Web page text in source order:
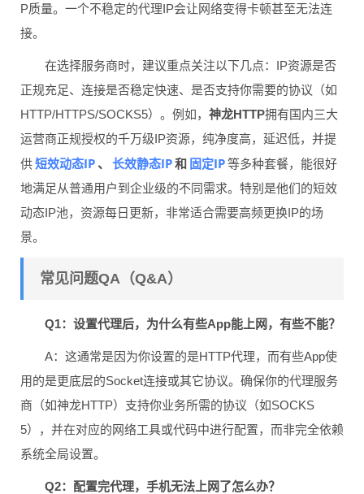
P质量。一个不稳定的代理IP会让网络变得卡顿甚至无法连
接。
在选择服务商时，建议重点关注以下几点：IP资源是否
正规充足、连接是否稳定快速、是否支持你需要的协议（如
HTTP/HTTPS/SOCKS5）。例如， 神龙HTTP拥有国内三大
运营商正规授权的千万级IP资源，纯净度高，延迟低，并提
供短效动态IP、 长效静态IP和 固定IP等多种套餐，能很好
地满足从普通用户到企业级的不同需求。特别是他们的短效
动态IP池，资源每日更新，非常适合需要高频更换IP的场
景。
常见问题QA（Q&A）
Q1：设置代理后，为什么有些App能上网，有些不能？
A：这通常是因为你设置的是HTTP代理，而有些App使
用的是更底层的Socket连接或其它协议。确保你的代理服务
商（如神龙HTTP）支持你业务所需的协议（如SOCKS
5），并在对应的网络工具或代码中进行配置，而非完全依赖
系统全局设置。
Q2：配置完代理，手机无法上网了怎么办？